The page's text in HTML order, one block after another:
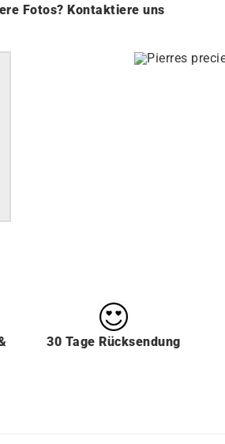
Fotos?Kontaktiere uns
30 Tage Rücksendung